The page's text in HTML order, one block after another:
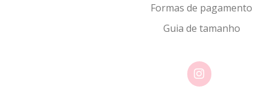
Formas de pagamento
Guia de tamanho